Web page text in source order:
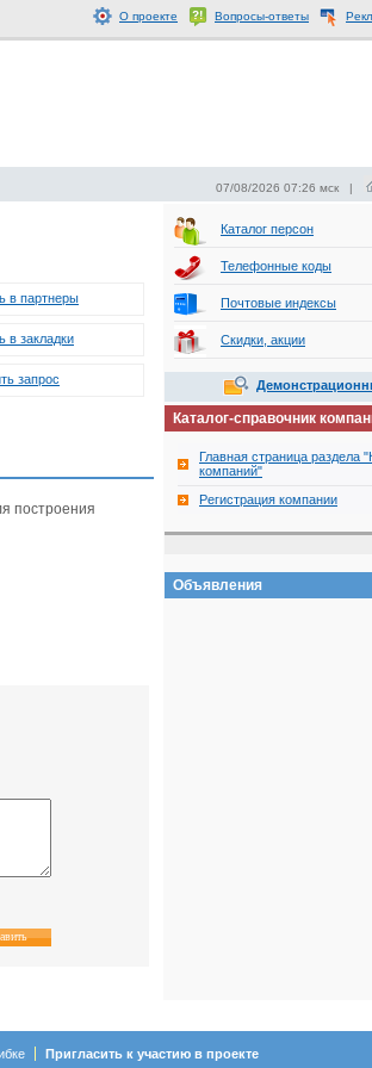
О проекте Вопросы-ответы
07/08/2026 07:26 мск |
в партнеры
в закладки
запрос
построения
Каталог персон
Телефонные коды
Почтовые индексы
Скидки, акции
Каталог-справочник
Главная страница раздела
компаний"
Регистрация компании
Объявления
Пригласить к участию в проекте